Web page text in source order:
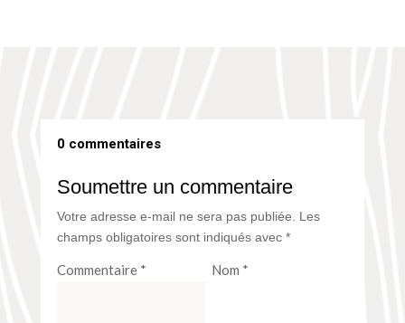
0 commentaires
Soumettre un commentaire
Votre adresse e-mail ne sera pas publiée.
Les
champs obligatoires sont indiqués avec *
Commentaire * Nom *